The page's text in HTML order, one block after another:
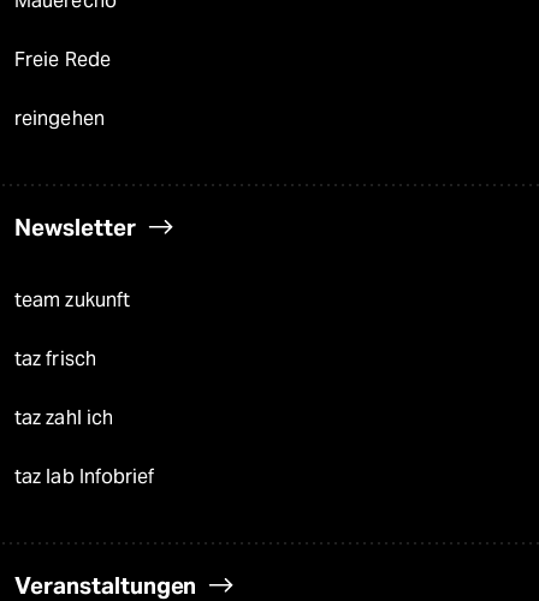
Freie Rede
reingehen
Newsletter
team zukunft
taz frisch
taz zahl ich
taz lab Infobrief
Veranstaltungen